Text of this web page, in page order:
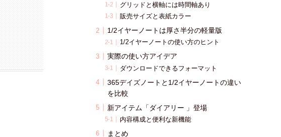
グリッドと横軸には時間軸あり
販売サイズと表紙カラー
1/2イヤーノートは厚さ半分の軽量版
1/2イヤーノートの使い方のヒント
実際の使い方アイデア
ダウンロードできるフォーマット
365デイズノートと1/2イヤーノートの違い
を比較
新アイテム「ダイアリー 」登場
内容構成と便利な新機能
まとめ